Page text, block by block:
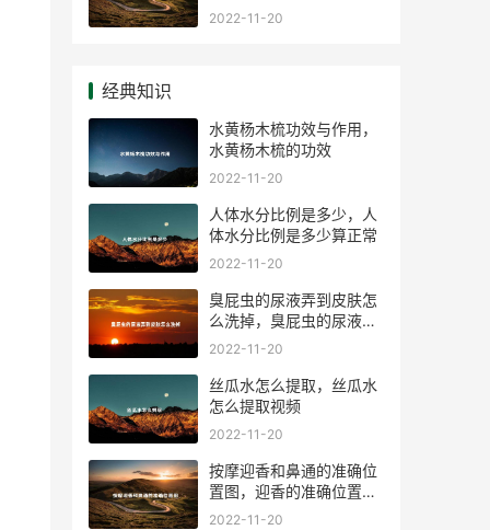
吗
2022-11-20
经典知识
水黄杨木梳功效与作用，
水黄杨木梳的功效
2022-11-20
人体水分比例是多少，人
体水分比例是多少算正常
2022-11-20
臭屁虫的尿液弄到皮肤怎
么洗掉，臭屁虫的尿液弄
到皮肤洗不掉
2022-11-20
丝瓜水怎么提取，丝瓜水
怎么提取视频
2022-11-20
按摩迎香和鼻通的准确位
置图，迎香的准确位置图
片
2022-11-20